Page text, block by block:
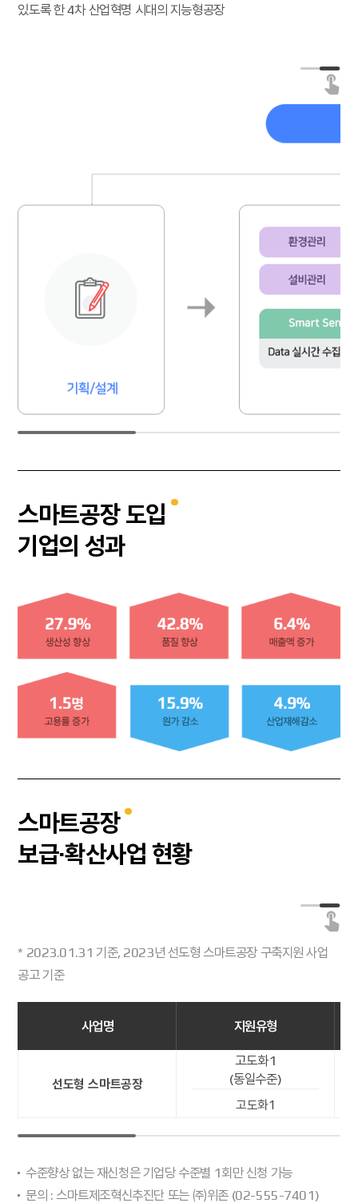
있도록 한 4차 산업혁명 시대의 지능형공장
스마트공장 도입
기업의 성과
스마트공장
보급·확산사업 현황
* 2023.01.31 기준, 2023년 선도형 스마트공장 구축지원 사업
공고 기준
사업명 지원유형
선도형 스마트공장
고도화1
(동일수준)
고도화1
수준향상 없는 재신청은 기업당 수준별 1회만 신청 가능
문의 : 스마트제조혁신추진단 또는 ㈜위존 (02-555-7401)